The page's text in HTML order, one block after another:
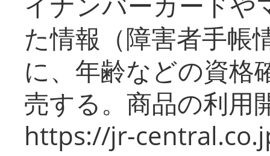
た情報（障害者手帳
に、年齢などの資格
売する。商品の利用
https://jr-